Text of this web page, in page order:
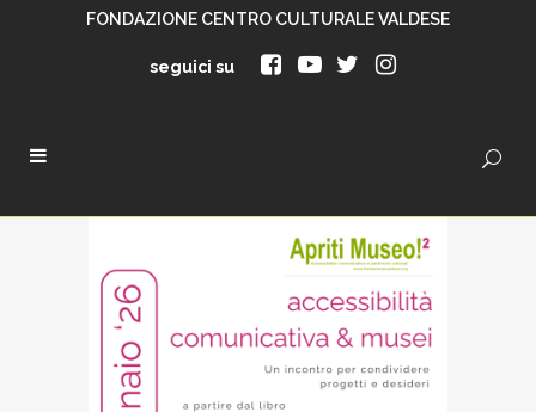
FONDAZIONE CENTRO CULTURALE VALDESE
seguici su